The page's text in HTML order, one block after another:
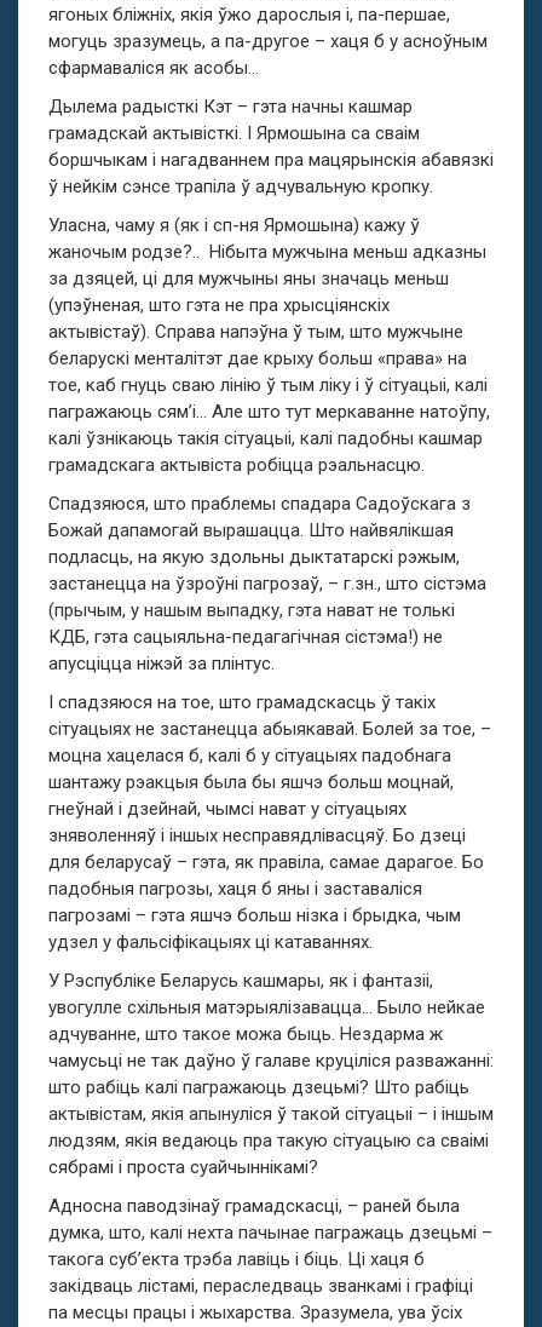
ягоных бліжніх, якія ўжо дарослыя і, па-першае,
могуць зразумець, а па-другое – хаця б у асноўным
сфармаваліся як асобы…
Дылема радысткі Кэт – гэта начны кашмар
грамадскай актывісткі. І Ярмошына са сваім
боршчыкам і нагадваннем пра мацярынскія абавязкі
ў нейкім сэнсе трапіла ў адчувальную кропку.
Уласна, чаму я (як і сп-ня Ярмошына) кажу ў
жаночым родзе?.. Нібыта мужчына меньш адказны
за дзяцей, ці для мужчыны яны значаць меньш
(упэўненая, што гэта не пра хрысціянскіх
актывістаў). Справа напэўна ў тым, што мужчыне
беларускі менталітэт дае крыху больш «права» на
тое, каб гнуць сваю лінію ў тым ліку і ў сітуацыі, калі
пагражаюць сям’і… Але што тут меркаванне натоўпу,
калі ўзнікаюць такія сітуацыі, калі падобны кашмар
грамадскага актывіста робіцца рэальнасцю.
Спадзяюся, што праблемы спадара Садоўскага з
Божай дапамогай вырашацца. Што найвялікшая
подласць, на якую здольны дыктатарскі рэжым,
застанецца на ўзроўні пагрозаў, – г.зн., што сістэма
(прычым, у нашым выпадку, гэта нават не толькі
КДБ, гэта сацыяльна-педагагічная сістэма!) не
апусціцца ніжэй за плінтус.
І спадзяюся на тое, што грамадскасць ў такіх
сітуацыях не застанецца абыякавай. Болей за тое, –
моцна хацелася б, калі б у сітуацыях падобнага
шантажу рэакцыя была бы яшчэ больш моцнай,
гнеўнай і дзейнай, чымсі нават у сітуацыях
зняволенняў і іншых несправядлівасцяў. Бо дзеці
для беларусаў – гэта, як правіла, самае дарагое. Бо
падобныя пагрозы, хаця б яны і заставаліся
пагрозамі – гэта яшчэ больш нізка і брыдка, чым
удзел у фальсіфікацыях ці катаваннях.
У Рэспубліке Беларусь кашмары, як і фантазіі,
увогулле схільныя матэрыялізавацца… Было нейкае
адчуванне, што такое можа быць. Нездарма ж
чамусьці не так даўно ў галаве круціліся разважанні:
што рабіць калі пагражаюць дзецьмі? Што рабіць
актывістам, якія апынуліся ў такой сітуацыі – і іншым
людзям, якія ведаюць пра такую сітуацыю са сваімі
сябрамі і проста суайчыннікамі?
Адносна паводзінаў грамадскасці, – раней была
думка, што, калі нехта пачынае пагражаць дзецьмі –
такога суб’екта трэба лавіць і біць. Ці хаця б
закідваць лістамі, пераследваць званкамі і графіці
па месцы працы і жыхарства. Зразумела, ува ўсіх